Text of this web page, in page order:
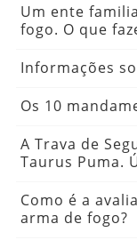
Um ente
fogo. O que
Informações
Os 10
A Trava de
Taurus Puma.
Como é a
arma de fogo?